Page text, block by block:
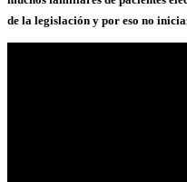
de la legislación y por eso no